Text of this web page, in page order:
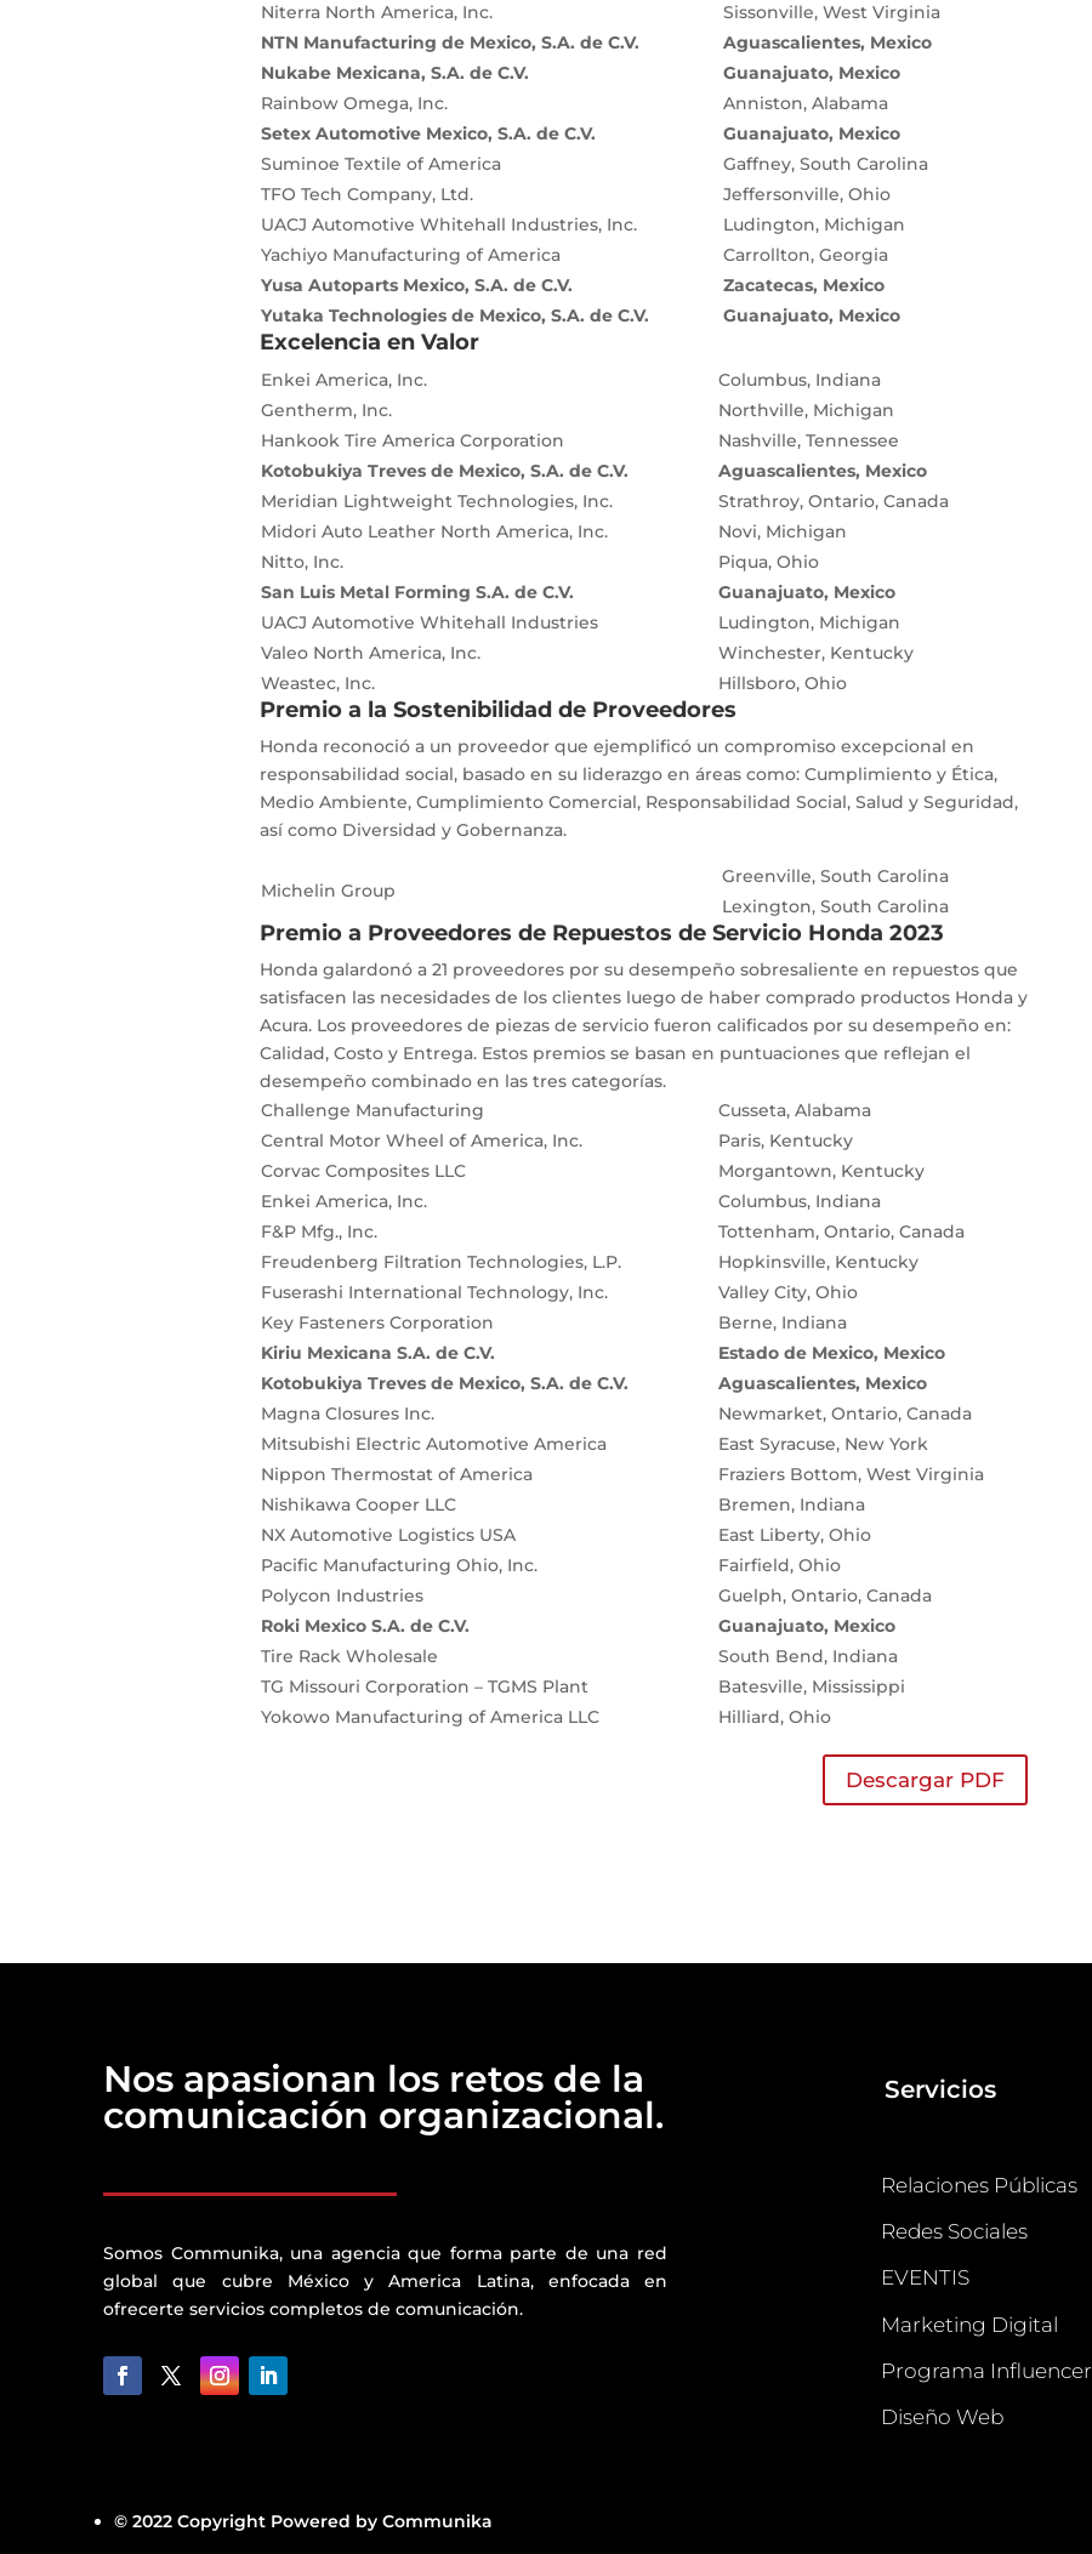
Niterra North America, Inc.
Sissonville, West Virginia
NTN Manufacturing de Mexico, S.A. de C.V.
Aguascalientes, Mexico
Nukabe Mexicana, S.A. de C.V.
Guanajuato, Mexico
Rainbow Omega, Inc.
Anniston, Alabama
Setex Automotive Mexico, S.A. de C.V.
Guanajuato, Mexico
Suminoe Textile of America
Gaffney, South Carolina
TFO Tech Company, Ltd.
Jeffersonville, Ohio
UACJ Automotive Whitehall Industries, Inc.
Ludington, Michigan
Yachiyo Manufacturing of America
Carrollton, Georgia
Yusa Autoparts Mexico, S.A. de C.V.
Zacatecas, Mexico
Yutaka Technologies de Mexico, S.A. de C.V.
Guanajuato, Mexico
Excelencia en Valor
Enkei America, Inc.
Columbus, Indiana
Gentherm, Inc.
Northville, Michigan
Hankook Tire America Corporation
Nashville, Tennessee
Kotobukiya Treves de Mexico, S.A. de C.V.
Aguascalientes, Mexico
Meridian Lightweight Technologies, Inc.
Strathroy, Ontario, Canada
Midori Auto Leather North America, Inc.
Novi, Michigan
Nitto, Inc.
Piqua, Ohio
San Luis Metal Forming S.A. de C.V.
Guanajuato, Mexico
UACJ Automotive Whitehall Industries
Ludington, Michigan
Valeo North America, Inc.
Winchester, Kentucky
Weastec, Inc.
Hillsboro, Ohio
Premio a la Sostenibilidad de Proveedores
Honda reconoció a un proveedor que ejemplificó un compromiso excepcional en
responsabilidad social, basado en su liderazgo en áreas como: Cumplimiento y Ética,
Medio Ambiente, Cumplimiento Comercial, Responsabilidad Social, Salud y Seguridad,
así como Diversidad y Gobernanza.
Michelin Group
Greenville, South Carolina
Lexington, South Carolina
Premio a Proveedores de Repuestos de Servicio Honda 2023
Honda galardonó a 21 proveedores por su desempeño sobresaliente en repuestos que
satisfacen las necesidades de los clientes luego de haber comprado productos Honda y
Acura. Los proveedores de piezas de servicio fueron calificados por su desempeño en:
Calidad, Costo y Entrega. Estos premios se basan en puntuaciones que reflejan el
desempeño combinado en las tres categorías.
Challenge Manufacturing
Cusseta, Alabama
Central Motor Wheel of America, Inc.
Paris, Kentucky
Corvac Composites LLC
Morgantown, Kentucky
Enkei America, Inc.
Columbus, Indiana
F&P Mfg., Inc.
Tottenham, Ontario, Canada
Freudenberg Filtration Technologies, L.P.
Hopkinsville, Kentucky
Fuserashi International Technology, Inc.
Valley City, Ohio
Key Fasteners Corporation
Berne, Indiana
Kiriu Mexicana S.A. de C.V.
Estado de Mexico, Mexico
Kotobukiya Treves de Mexico, S.A. de C.V.
Aguascalientes, Mexico
Magna Closures Inc.
Newmarket, Ontario, Canada
Mitsubishi Electric Automotive America
East Syracuse, New York
Nippon Thermostat of America
Fraziers Bottom, West Virginia
Nishikawa Cooper LLC
Bremen, Indiana
NX Automotive Logistics USA
East Liberty, Ohio
Pacific Manufacturing Ohio, Inc.
Fairfield, Ohio
Polycon Industries
Guelph, Ontario, Canada
Roki Mexico S.A. de C.V.
Guanajuato, Mexico
Tire Rack Wholesale
South Bend, Indiana
TG Missouri Corporation – TGMS Plant
Batesville, Mississippi
Yokowo Manufacturing of America LLC
Hilliard, Ohio
Descargar PDF
Nos apasionan los retos de la
comunicación organizacional.
Somos Communika, una agencia que forma parte de una red
global que cubre México y America Latina, enfocada en
ofrecerte servicios completos de comunicación.
Servicios
Relaciones Públicas
Redes Sociales
EVENTIS
Marketing Digital
Programa Influencer
Diseño Web
© 2022 Copyright Powered by Communika